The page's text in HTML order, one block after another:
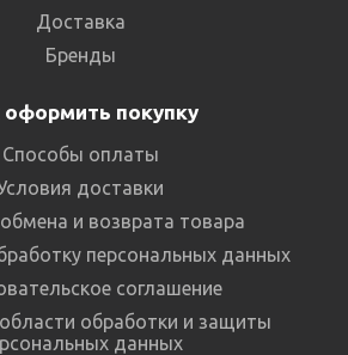
Доставка
Бренды
оформить покупку
Способы оплаты
доставки
и возврата товара
персональных данных
соглашение
обработки и защиты
данных